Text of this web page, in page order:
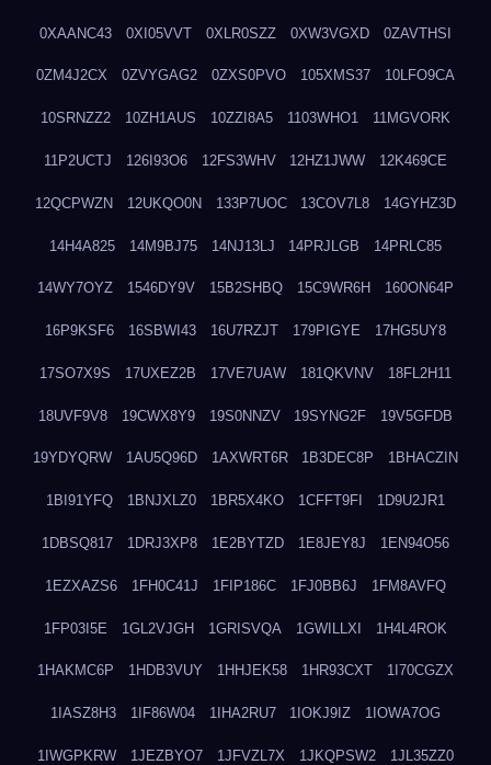
0XAANC43 0XI05VVT 0XLR0SZZ 0XW3VGXD 0ZAVTHSI
0ZM4J2CX 0ZVYGAG2 0ZXS0PVO 105XMS37 10LFO9CA
10SRNZZ2 10ZH1AUS 10ZZI8A5 1103WHO1 11MGVORK
11P2UCTJ 126I93O6 12FS3WHV 12HZ1JWW 12K469CE
12QCPWZN 12UKQO0N 133P7UOC 13COV7L8 14GYHZ3D
14H4A825 14M9BJ75 14NJ13LJ 14PRJLGB 14PRLC85
14WY7OYZ 1546DY9V 15B2SHBQ 15C9WR6H 160ON64P
16P9KSF6 16SBWI43 16U7RZJT 179PIGYE 17HG5UY8
17SO7X9S 17UXEZ2B 17VE7UAW 181QKVNV 18FL2H11
18UVF9V8 19CWX8Y9 19S0NNZV 19SYNG2F 19V5GFDB
19YDYQRW 1AU5Q96D 1AXWRT6R 1B3DEC8P 1BHACZIN
1BI91YFQ 1BNJXLZ0 1BR5X4KO 1CFFT9FI 1D9U2JR1
1DBSQ817 1DRJ3XP8 1E2BYTZD 1E8JEY8J 1EN94O56
1EZXAZS6 1FH0C41J 1FIP186C 1FJ0BB6J 1FM8AVFQ
1FP03I5E 1GL2VJGH 1GRISVQA 1GWILLXI 1H4L4ROK
1HAKMC6P 1HDB3VUY 1HHJEK58 1HR93CXT 1I70CGZX
1IASZ8H3 1IF86W04 1IHA2RU7 1IOKJ9IZ 1IOWA7OG
1IWGPKRW 1JEZBYO7 1JFVZL7X 1JKQPSW2 1JL35ZZ0